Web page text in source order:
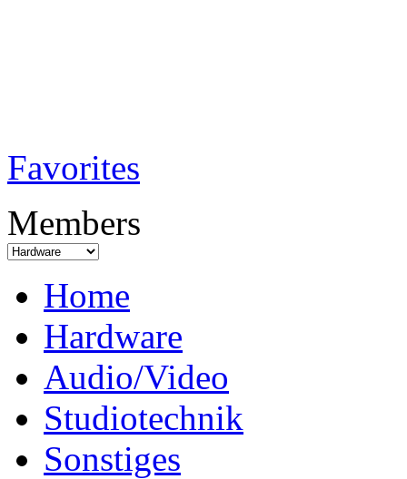
Favorites
Members
Home
Hardware
Audio/Video
Studiotechnik
Sonstiges